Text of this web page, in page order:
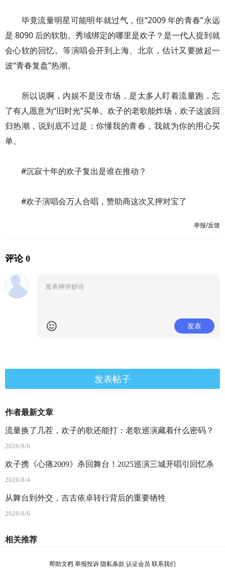
毕竟流量明星可能明年就过气，但“2009 年的青春”永远
是 8090 后的软肋。秀域绑定的哪里是欢子？是一代人提到就
会心软的回忆。等演唱会开到上海、北京，估计又要掀起一
波“青春复盘”热潮。
所以说啊，内娱不是没市场，是太多人盯着流量跑，忘
了有人愿意为“旧时光”买单。欢子的老歌能炸场，欢子这波回
归热潮，说到底不过是：你懂我的青春，我就为你的用心买
单。
#沉寂十年的欢子复出是谁在推动？
#欢子演唱会万人合唱，赞助商这次又押对宝了
举报/反馈
评论 0
发表
发表帖子
作者最新文章
流量换了几茬，欢子的歌还能打：老歌巡演藏着什么密码？
2026/8/6
欢子携《心痛2009》杀回舞台！2025巡演三城开唱引回忆杀
2026/8/4
从舞台到外交，吉古依卓转行背后的重要牺牲
2026/8/6
相关推荐
帮助文档举报投诉隐私条款 认证会员 联系我们